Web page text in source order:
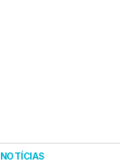
NOTÍCIAS